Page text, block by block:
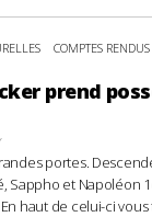
COMPTES
prend
portes.
Sappho et Napoléon
haut de celui-ci